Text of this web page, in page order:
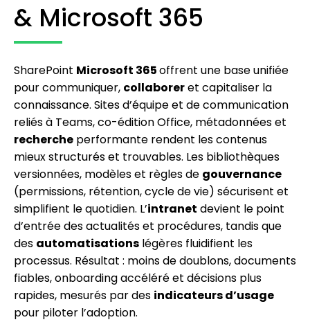
& Microsoft 365
SharePoint Microsoft 365offrent une base unifiée
pour communiquer, collaboreret capitaliser la
connaissance. Sites d’équipe et de communication
reliés à Teams, co-édition Office, métadonnées et
recherche performante rendent les contenus
mieux structurés et trouvables. Les bibliothèques
versionnées, modèles et règles de gouvernance
(permissions, rétention, cycle de vie) sécurisent et
simplifient le quotidien. L’intranet devient le point
d’entrée des actualités et procédures, tandis que
des automatisations légères fluidifient les
processus. Résultat : moins de doublons, documents
fiables, onboarding accéléré et décisions plus
rapides, mesurés par des indicateurs d’usage
pour piloter l’adoption.